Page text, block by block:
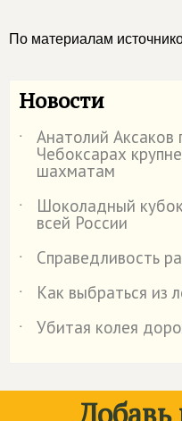
По материалам
Новости
˙ Анатолий Аксаков
Чебоксарах
шахматам
˙
Шоколадный
всей России
˙
Справедливость
˙
Как выбраться из
˙
Убитая колея